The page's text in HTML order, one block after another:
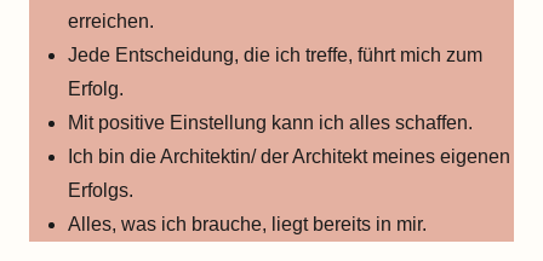
erreichen.
Jede Entscheidung, die ich treffe, führt mich zum
Erfolg.
Mit positive Einstellung kann ich alles schaffen.
Ich bin die Architektin/ der Architekt meines eigenen
Erfolgs.
Alles, was ich brauche, liegt bereits in mir.